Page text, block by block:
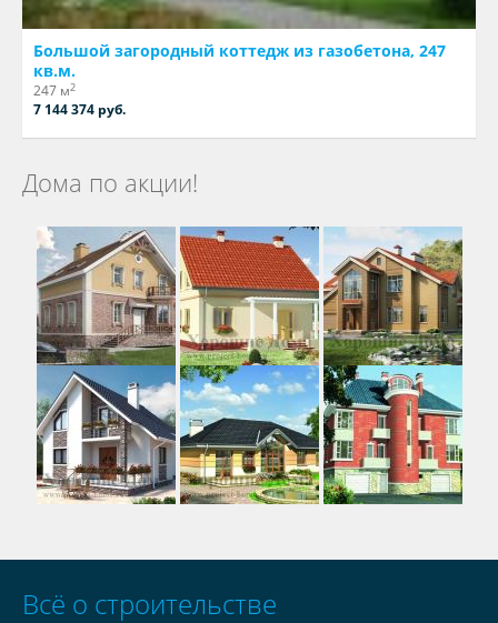
Большой загородный коттедж из газобетона, 247
кв.м.
247 м2
7 144 374 руб.
Дома по акции!
Всё о строительстве